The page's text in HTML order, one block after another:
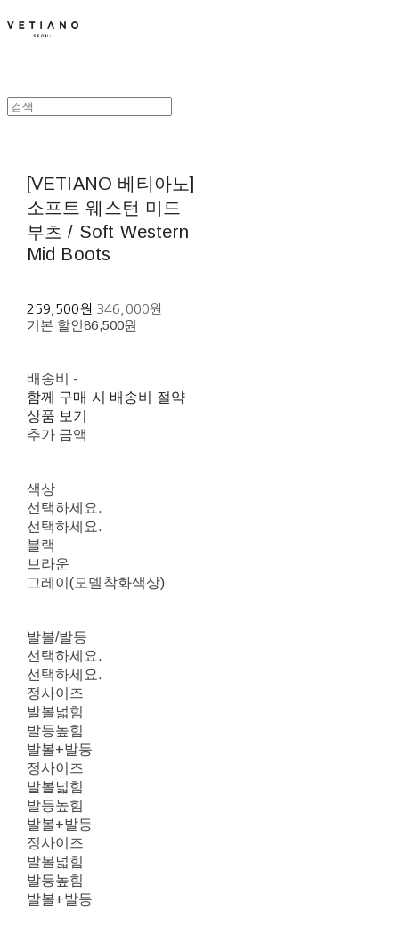
[VETIANO 베티아노]
소프트 웨스턴 미드
부츠 / Soft Western
Mid Boots
259,500원 346,000원
기본 할인86,500원
배송비 -
함께 구매 시 배송비 절약
상품 보기
추가 금액
색상
선택하세요.
선택하세요.
블랙
브라운
그레이(모델착화색상)
발볼/발등
선택하세요.
선택하세요.
정사이즈
발볼넓힘
발등높힘
발볼+발등
정사이즈
발볼넓힘
발등높힘
발볼+발등
정사이즈
발볼넓힘
발등높힘
발볼+발등